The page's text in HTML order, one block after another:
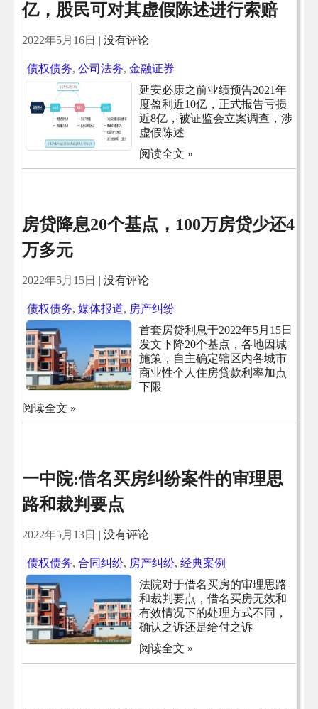
亿，股民可对其虚假陈述进行索赔
2022年5月16日 | 没有评论
| 债权债务, 公司法务, 金融证券
延安必康之前业绩预告2021年
度盈利近10亿，正式报告亏损
近8亿，被证监会立案调查，涉
虚假陈述
阅读全文 »
房贷降息20个基点，100万房贷少还4
万多元
2022年5月15日 | 没有评论
| 债权债务, 媒体报道, 房产纠纷
首套房贷利息于2022年5月15日
发文下降20个基点，各地因城
施策，自主确定辖区内各城市
商业性个人住房贷款利率加点
下限
阅读全文 »
一中院:借名买房纠纷案件的审理思
路和裁判要点
2022年5月13日 | 没有评论
| 债权债务, 合同纠纷, 房产纠纷, 经典案例
法院对于借名买房的审理思路
和裁判要点，借名买房无效和
有效情况下的处理方式不同，
确认之诉还是给付之诉
阅读全文 »